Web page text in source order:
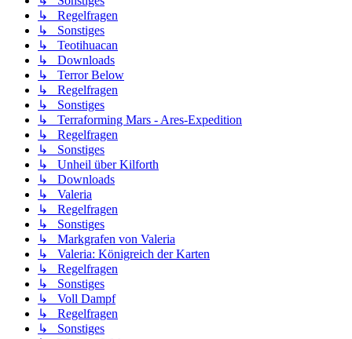
↳ Regelfragen
↳ Sonstiges
↳ Teotihuacan
↳ Downloads
↳ Terror Below
↳ Regelfragen
↳ Sonstiges
↳ Terraforming Mars - Ares-Expedition
↳ Regelfragen
↳ Sonstiges
↳ Unheil über Kilforth
↳ Downloads
↳ Valeria
↳ Regelfragen
↳ Sonstiges
↳ Markgrafen von Valeria
↳ Valeria: Königreich der Karten
↳ Regelfragen
↳ Sonstiges
↳ Voll Dampf
↳ Regelfragen
↳ Sonstiges